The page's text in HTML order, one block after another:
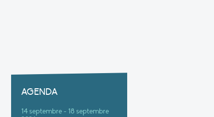
AGENDA
14 septembre - 18 septembre